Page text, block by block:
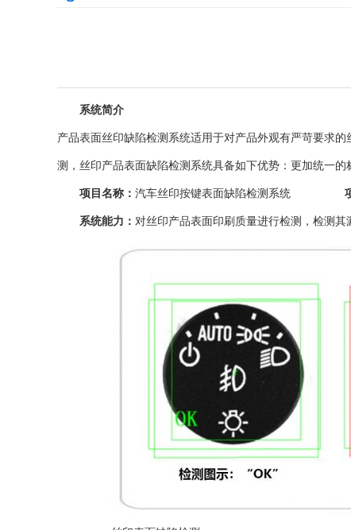
系统简介
产品表面丝印缺陷检测系统适用于对产品外观有严苛要求
测，丝印产品表面缺陷检测系统具备如下优势：更加统一
项目名称： 汽车丝印按键表面缺陷检测系统
系统能力： 对丝印产品表面印刷质量进行检测，检测其